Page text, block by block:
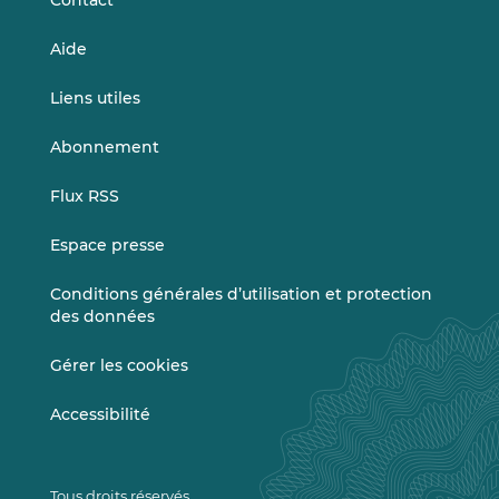
Aide
Liens utiles
Abonnement
Flux RSS
Espace presse
Conditions générales d’utilisation et protection
des données
Gérer les cookies
Accessibilité